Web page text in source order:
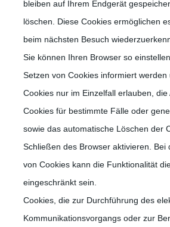
bleiben auf Ihrem Endgerät
löschen. Diese Cookies ermöglichen
beim nächsten Besuch
Sie können Ihren Browser so
Setzen von Cookies informiert werden
Cookies nur im Einzelfall erlauben, die
Cookies für bestimmte Fälle oder
sowie das automatische Löschen der
Schließen des Browser aktivieren. Bei
von Cookies kann die Funktionalität
eingeschränkt sein.
Cookies, die zur Durchführung des
Kommunikationsvorgangs oder zur